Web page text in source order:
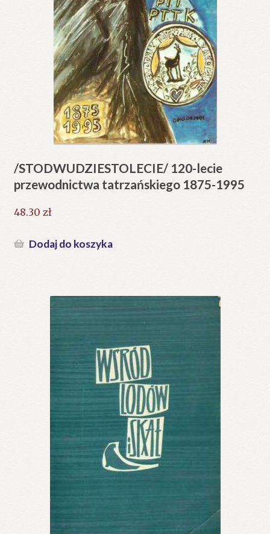
/STODWUDZIESTOLECIE/ 120-lecie
przewodnictwa tatrzańskiego 1875-1995
48.30 zł
Dodaj do koszyka